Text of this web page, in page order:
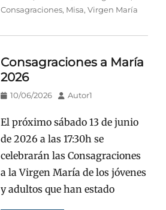
Consagraciones, Misa,Virgen María
Consagraciones a María
2026
Publicado
10/06/2026 AutorAutor1
El próximo sábado 13 de junio
de 2026 a las 17:30h se
celebrarán las Consagraciones
a la Virgen María de los jóvenes
y adultos que han estado